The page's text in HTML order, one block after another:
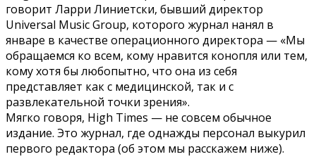
говорит Ларри Линиетски, бывший директор
Universal Music Group, которого журнал нанял в
январе в качестве операционного директора — «Мы
обращаемся ко всем, кому нравится конопля или тем,
кому хотя бы любопытно, что она из себя
представляет как с медицинской, так и с
развлекательной точки зрения».
Мягко говоря, High Times — не совсем обычное
издание. Это журнал, где однажды персонал выкурил
первого редактора (об этом мы расскажем ниже).